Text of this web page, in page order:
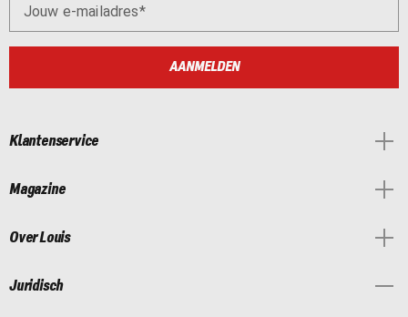
Jouw e-mailadres
AANMELDEN
Klantenservice
Magazine
Over Louis
Juridisch